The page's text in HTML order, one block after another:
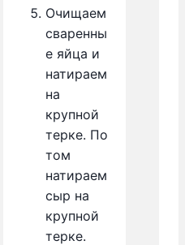
Очищаем
сваренны
е яйца и
натираем
на
крупной
терке. По
том
натираем
сыр на
крупной
терке.